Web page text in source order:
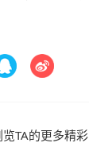
TA的更多精